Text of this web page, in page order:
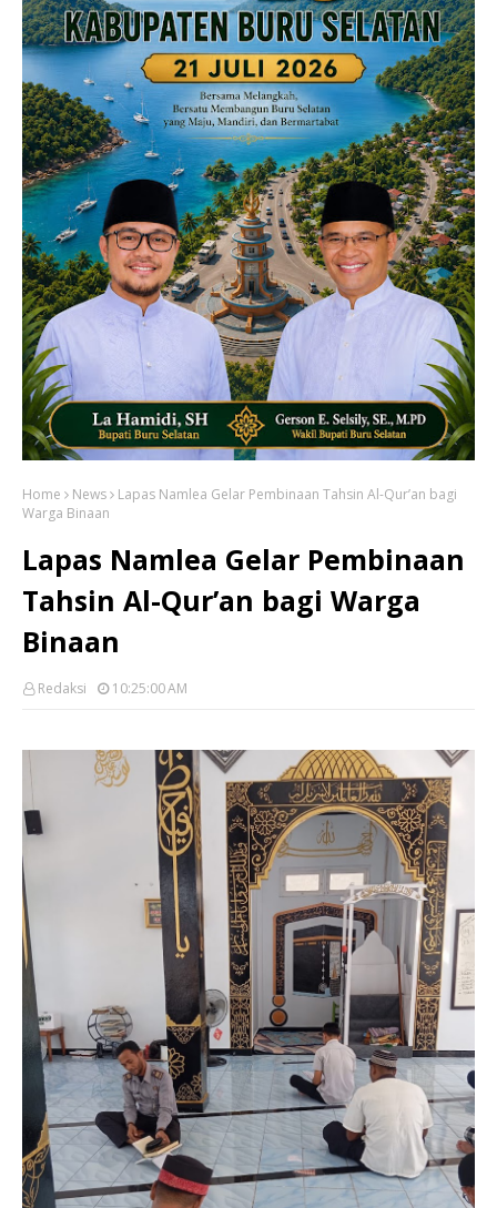
Home News
Lapas Namlea Gelar Pembinaan Tahsin Al-Qur’an bagi
Warga Binaan
Lapas Namlea Gelar Pembinaan
Tahsin Al-Qur’an bagi Warga
Binaan
Redaksi 10:25:00 AM